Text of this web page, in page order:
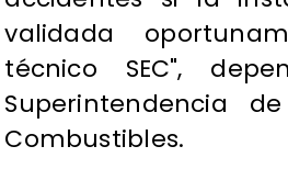
validada
técnico SEC",
Superintendencia
Combustibles.